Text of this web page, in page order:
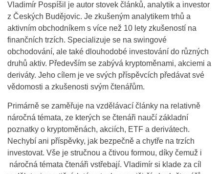
Vladimír Pospíšil je autor stovek článků, analytik a investor
z Českých Budějovic. Je zkušeným analytikem trhů a
aktivním obchodníkem s více než 10 lety zkušeností na
finančních trzích. Specializuje se na swingové
obchodování, ale také dlouhodobé investování do různých
druhů aktiv. Především se zabývá kryptoměnami, akciemi a
deriváty. Jeho cílem je ve svých příspěvcích předávat své
vědomosti a zkušenosti svým čtenářům.
Primárně se zaměřuje na vzdělávací články na relativně
náročná témata, ze kterých se čtenáři naučí základní
poznatky o kryptoměnách, akciích, ETF a derivátech.
Nechybí ani příspěvky, jak bezpečně a chytře na trzích
investovat. Vše je stručnou a čtivou formou, díky čemuž i
náročná témata čtenáři vstřebají. Vladimír si klade za cíl